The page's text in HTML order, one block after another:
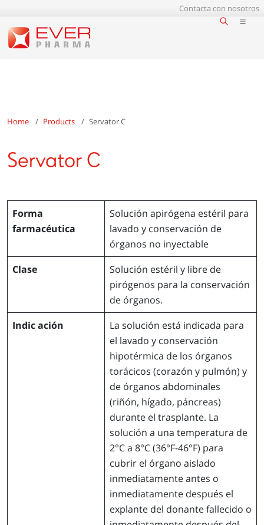
Contacta con nosotros
Home Products Servator C
Servator C
Forma
farmacéutica
Solución apirógena estéril para
lavado y conservación de
órganos no inyectable
Clase
Solución estéril y libre de
pirógenos para la conservación
de órganos.
Indic ación
La solución está indicada para
el lavado y conservación
hipotérmica de los órganos
torácicos (corazón y pulmón) y
de órganos abdominales
(riñón, hígado, páncreas)
durante el trasplante. La
solución a una temperatura de
2°C a 8°C (36°F-46°F) para
cubrir el órgano aislado
inmediatamente antes o
inmediatamente después el
explante del donante fallecido o